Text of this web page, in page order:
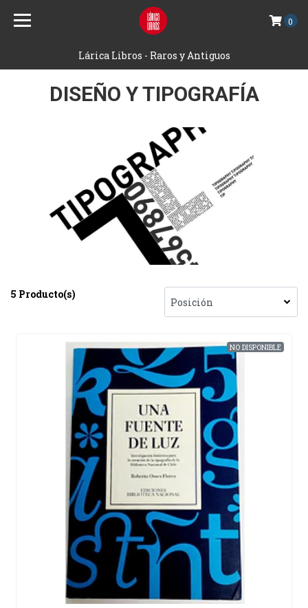
Lárica Libros - Raros y Antiguos
0
DISEÑO Y TIPOGRAFÍA
5 Producto(s)
NO DISPONIBLE